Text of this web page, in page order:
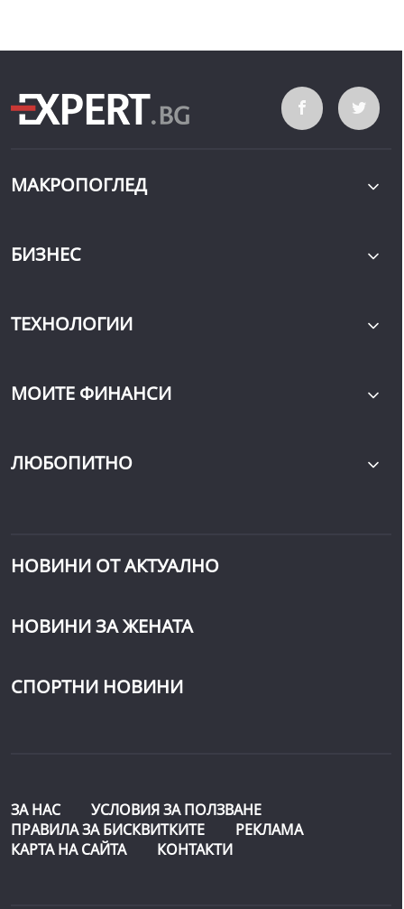
МАКРОПОГЛЕД
БИЗНЕС
ТЕХНОЛОГИИ
МОИТЕ ФИНАНСИ
ЛЮБОПИТНО
НОВИНИ ОТ АКТУАЛНО
НОВИНИ ЗА ЖЕНАТА
СПОРТНИ НОВИНИ
ЗА НАС
УСЛОВИЯ ЗА ПОЛЗВАНЕ
ПРАВИЛА ЗА БИСКВИТКИТЕ
РЕКЛАМА
КАРТА НА САЙТА
КОНТАКТИ